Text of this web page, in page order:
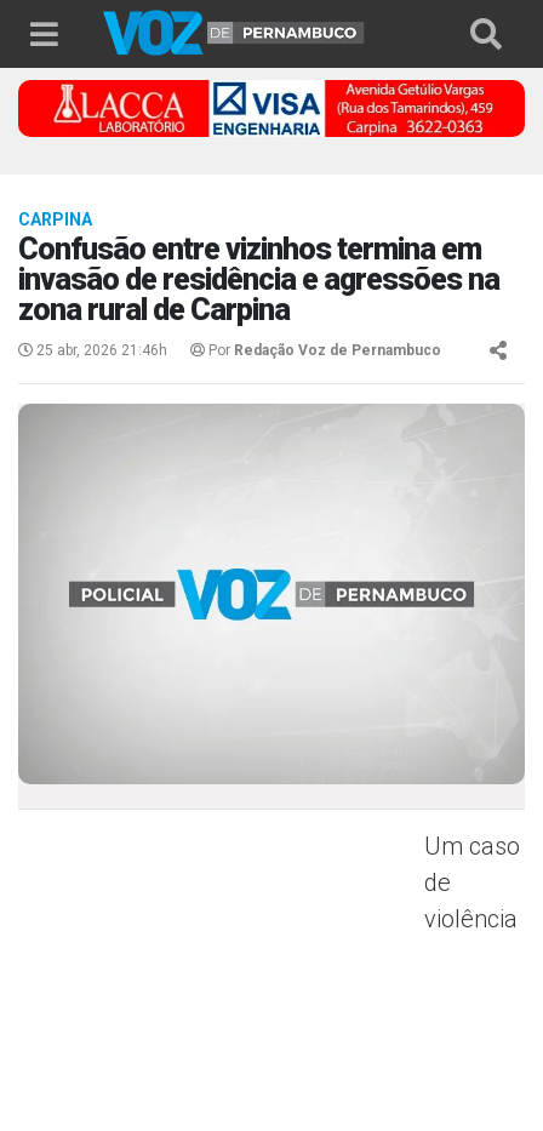
CARPINA
Confusão entre vizinhos termina em
invasão de residência e agressões na
zona rural de Carpina
25 abr, 2026 21:46h Por Redação Voz de Pernambuco
Um caso
de
violência